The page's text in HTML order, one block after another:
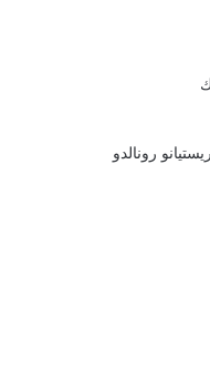
رونالدو